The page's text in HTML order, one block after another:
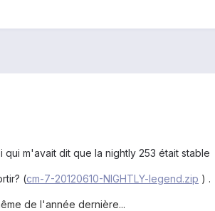
m'avait dit que la nightly 253 était stable
(cm-7-20120610-NIGHTLY-legend.zip ) .
de l'année dernière...